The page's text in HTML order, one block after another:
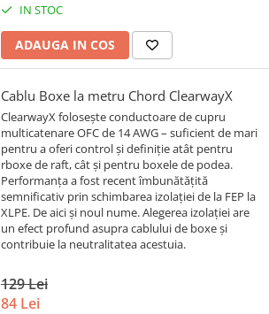
IN STOC
ADAUGA IN COS
Cablu Boxe la metru Chord ClearwayX
ClearwayX folosește conductoare de cupru
multicatenare OFC de 14 AWG – suficient de mari
pentru a oferi control și definiție atât pentru
rboxe de raft, cât și pentru boxele de podea.
Performanța a fost recent îmbunătățită
semnificativ prin schimbarea izolației de la FEP la
XLPE. De aici și noul nume. Alegerea izolației are
un efect profund asupra cablului de boxe și
contribuie la neutralitatea acestuia.
129 Lei
84 Lei